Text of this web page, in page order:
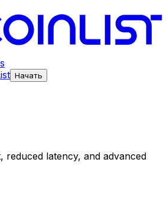
Начать
latency, and advanced